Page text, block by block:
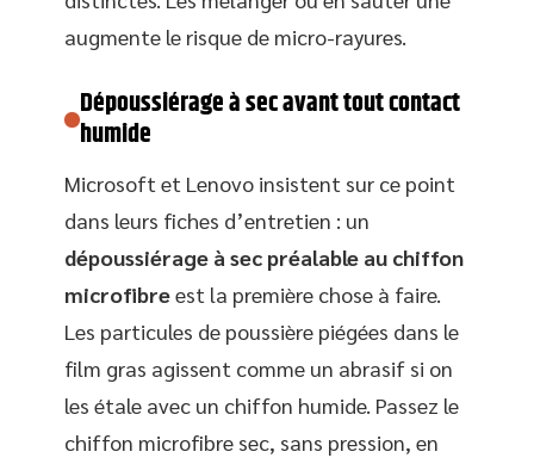
augmente le risque de micro-rayures.
Dépoussiérage à sec avant tout contact
humide
Microsoft et Lenovo insistent sur ce point
dans leurs fiches d’entretien : un
dépoussiérage à sec préalable au chiffon
microfibreest la première chose à faire.
Les particules de poussière piégées dans le
film gras agissent comme un abrasif si on
les étale avec un chiffon humide. Passez le
chiffon microfibre sec, sans pression, en